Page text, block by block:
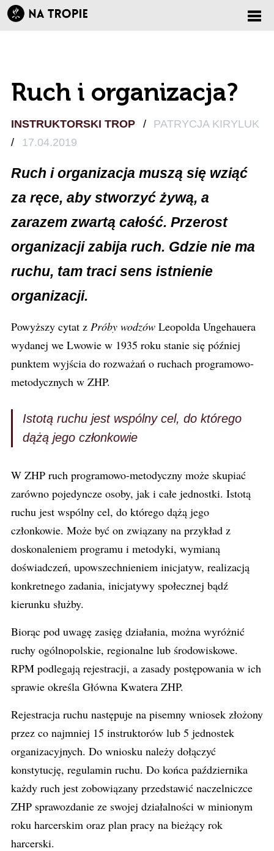
Ruch i organizacja?
INSTRUKTORSKI TROP /
PATRYCJA KIRYLUK
/
17.04.2019
Ruch i organizacja muszą się wziąć
za ręce, aby stworzyć żywą, a
zarazem zwartą całość. Przerost
organizacji zabija ruch. Gdzie nie ma
ruchu, tam traci sens istnienie
organizacji.
Powyższy cytat z Próby wodzów Leopolda Ungehauera
wydanej we Lwowie w 1935 roku stanie się później
punktem wyjścia do rozważań o ruchach programowo-
metodycznych w ZHP.
Istotą ruchu jest wspólny cel, do którego
dążą jego członkowie
W ZHP ruch programowo-metodyczny może skupiać
zarówno pojedyncze osoby, jak i całe jednostki. Istotą
ruchu jest wspólny cel, do którego dążą jego
członkowie. Może być on związany na przykład z
doskonaleniem programu i metodyki, wymianą
doświadczeń, upowszechnieniem inicjatyw, realizacją
konkretnego zadania, inicjatywy społecznej bądź
kierunku służby.
Biorąc pod uwagę zasięg działania, można wyróżnić
ruchy ogólnopolskie, regionalne lub środowiskowe.
RPM podlegają rejestracji, a zasady postępowania w ich
sprawie określa Główna Kwatera ZHP.
Rejestracja ruchu następuje na pisemny wniosek złożony
przez co najmniej 15 instruktorów lub 5 jednostek
organizacyjnych. Do wniosku należy dołączyć
konstytucję, regulamin ruchu. Do końca października
każdy ruch jest zobowiązany przedstawić naczelniczce
ZHP sprawozdanie ze swojej działalności w minionym
roku harcerskim oraz plan pracy na bieżący rok
harcerski.